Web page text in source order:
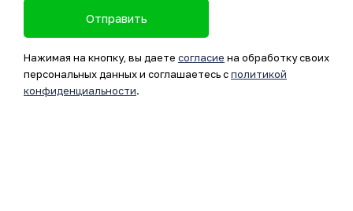
Отправить
Нажимая на кнопку, вы даете согласие на обработку своих
персональных данных и соглашаетесь сполитикой
конфиденциальности.